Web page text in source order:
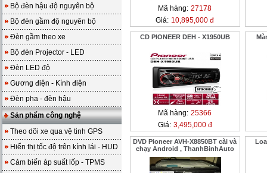
Bộ đèn hậu độ nguyên bộ
Bộ đèn gầm độ nguyên bộ
Đèn gầm theo xe
Bộ đèn Projector - LED
Đèn LED độ
Gương điện - Kính điện
Đèn pha - đèn hậu
Sản phẩm công nghệ
Theo dõi xe qua vệ tinh GPS
Hiển thị tốc độ trên kính lái - HUD
Cảm biến áp suất lốp - TPMS
Mã hàng: 27178
Giá: 10,895,000 đ
CD PIONEER DEH - X1950UB
Mã hàng: 25366
Giá: 3,495,000 đ
DVD Pioneer AVH-X8850BT cài và
chạy Android , ThanhBinhAuto